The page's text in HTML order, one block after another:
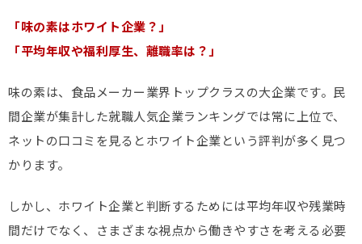
「味の素はホワイト企業？」
「平均年収や福利厚生、離職率は？」
味の素は、食品メーカー業界トップクラスの大企業です。民
間企業が集計した就職人気企業ランキングでは常に上位で、
ネットの口コミを見るとホワイト企業という評判が多く見つ
かります。
しかし、ホワイト企業と判断するためには平均年収や残業時
間だけでなく、さまざまな視点から働きやすさを考える必要